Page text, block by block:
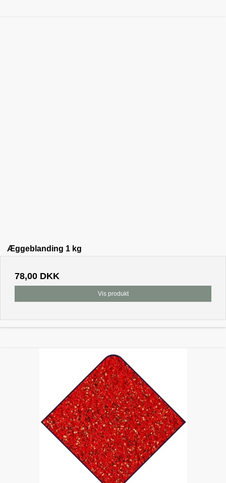
Æggeblanding 1 kg
78,00 DKK
Vis produkt